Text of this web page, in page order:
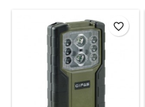
favorite_border